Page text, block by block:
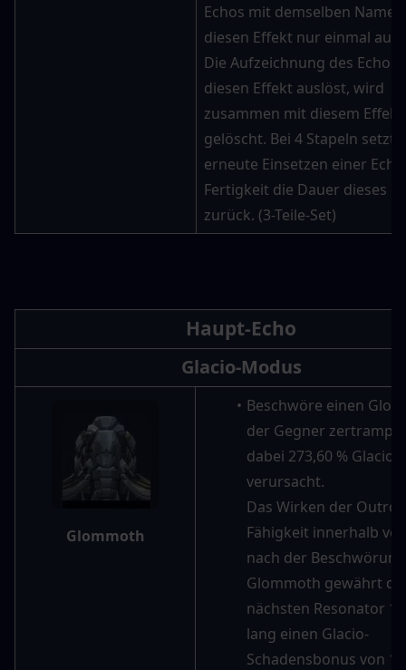
Echos mit demselben
diesen Effekt nur einmal
Die Aufzeichnung des Echos,
diesen Effekt auslöst, wird
zusammen mit diesem Effekt
gelöscht. Bei 4 Stapeln setzt
erneute Einsetzen einer
Fertigkeit die Dauer dieses
zurück. (3-Teile-Set)
Haupt-Echo
Glacio-Modus
Glommoth
Beschwöre einen
der Gegner
dabei 273,60 % Glacio-
verursacht.
Das Wirken der Outro-
Fähigkeit innerhalb
nach der
Glommoth gewährt
nächsten Resonator
lang einen Glacio-
Schadensbonus von